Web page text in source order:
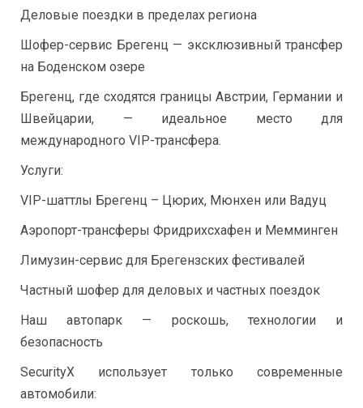
Деловые поездки в пределах региона
Шофер-сервис Брегенц — эксклюзивный трансфер
на Боденском озере
Брегенц, где сходятся границы Австрии, Германии и
Швейцарии, — идеальное место для
международного VIP-трансфера.
Услуги:
VIP-шаттлы Брегенц – Цюрих, Мюнхен или Вадуц
Аэропорт-трансферы Фридрихсхафен и Мемминген
Лимузин-сервис для Брегензских фестивалей
Частный шофер для деловых и частных поездок
Наш автопарк — роскошь, технологии и
безопасность
SecurityX использует только современные
автомобили: